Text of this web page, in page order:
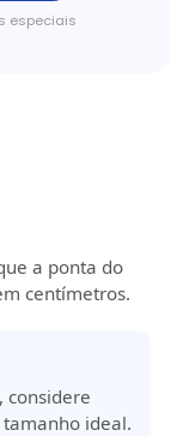
especiais
a ponta do
centímetros.
considere
ideal.